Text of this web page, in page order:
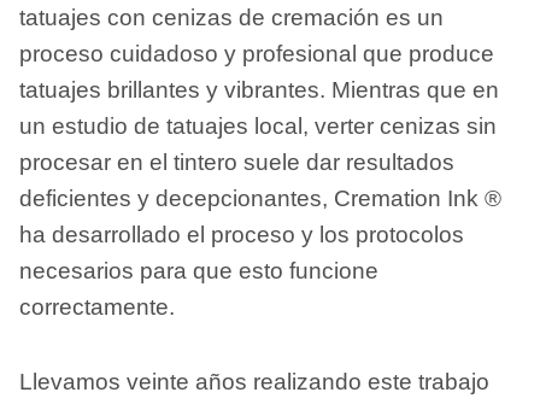
tatuajes con cenizas de cremación es un
proceso cuidadoso y profesional que produce
tatuajes brillantes y vibrantes. Mientras que en
un estudio de tatuajes local, verter cenizas sin
procesar en el tintero suele dar resultados
deficientes y decepcionantes, Cremation Ink ®
ha desarrollado el proceso y los protocolos
necesarios para que esto funcione
correctamente.
Llevamos veinte años realizando este trabajo